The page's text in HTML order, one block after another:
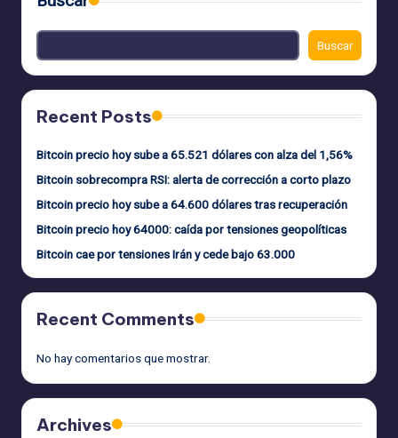
Buscar
Recent Posts
Bitcoin precio hoy sube a 65.521 dólares con alza del 1,56%
Bitcoin sobrecompra RSI: alerta de corrección a corto plazo
Bitcoin precio hoy sube a 64.600 dólares tras recuperación
Bitcoin precio hoy 64000: caída por tensiones geopolíticas
Bitcoin cae por tensiones Irán y cede bajo 63.000
Recent Comments
No hay comentarios que mostrar.
Archives